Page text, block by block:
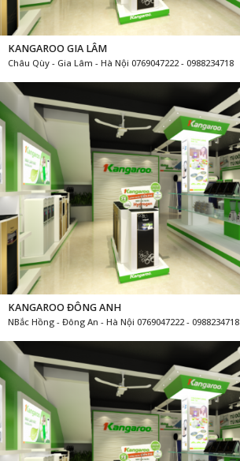
KANGAROO GIA LÂM
Châu Qùy - Gia Lâm - Hà Nội 0769047222 - 0988234718
KANGAROO ĐÔNG ANH
NBắc Hồng - Đông An - Hà Nội 0769047222 - 0988234718